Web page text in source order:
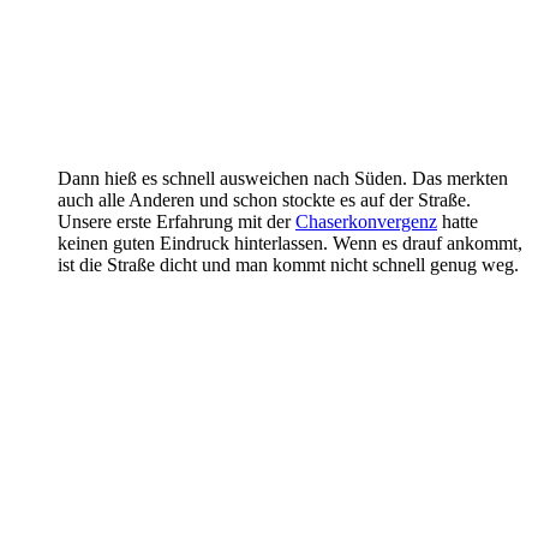
Dann hieß es schnell ausweichen nach Süden. Das merkten
auch alle Anderen und schon stockte es auf der Straße.
Unsere erste Erfahrung mit derChaserkonvergenz hatte
keinen guten Eindruck hinterlassen. Wenn es drauf ankommt,
ist die Straße dicht und man kommt nicht schnell genug weg.